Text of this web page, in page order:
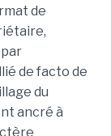
de
de facto de
du
ancré à